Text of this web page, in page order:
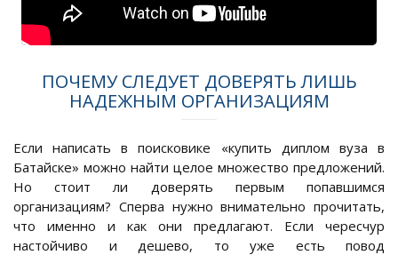
ПОЧЕМУ СЛЕДУЕТ ДОВЕРЯТЬ ЛИШЬ
НАДЕЖНЫМ ОРГАНИЗАЦИЯМ
Если написать в поисковике «купить диплом вуза в
Батайске» можно найти целое множество предложений.
Но стоит ли доверять первым попавшимся
организациям? Сперва нужно внимательно прочитать,
что именно и как они предлагают. Если чересчур
настойчиво и дешево, то уже есть повод